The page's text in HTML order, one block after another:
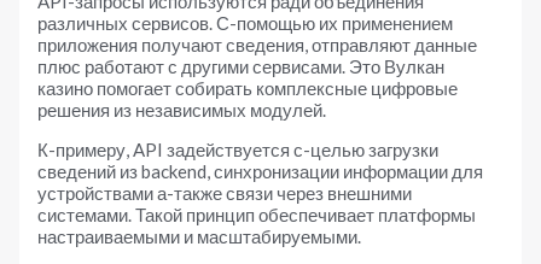
различных сервисов. С-помощью их применением
приложения получают сведения, отправляют данные
плюс работают с другими сервисами. Это Вулкан
казино помогает собирать комплексные цифровые
решения из независимых модулей.
К-примеру, API задействуется с-целью загрузки
сведений из backend, синхронизации информации для
устройствами а-также связи через внешними
системами. Такой принцип обеспечивает платформы
настраиваемыми и масштабируемыми.